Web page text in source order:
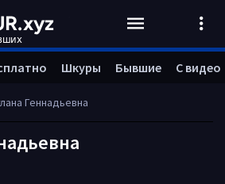
Геннадьевна
Шкуры Бывшие С видео